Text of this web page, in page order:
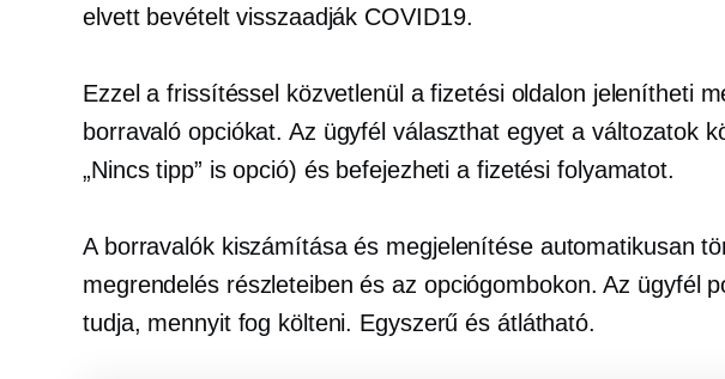
elvett bevételt visszaadják COVID19.
Ezzel a frissítéssel közvetlenül a fizetési oldalon jelenítheti
borravaló opciókat. Az ügyfél választhat egyet a változatok
„Nincs tipp” is opció) és befejezheti a fizetési folyamatot.
A borravalók kiszámítása és megjelenítése automatikusan
megrendelés részleteiben és az opciógombokon. Az ügyfél
tudja, mennyit fog költeni. Egyszerű és átlátható.